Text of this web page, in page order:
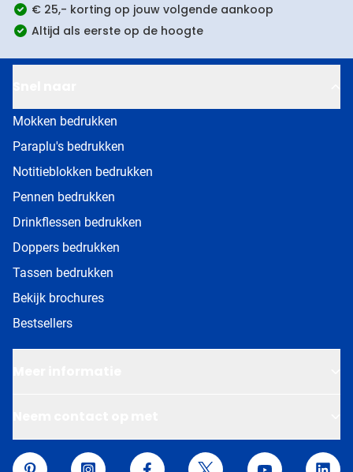
€ 25,- korting op jouw volgende aankoop
Altijd als eerste op de hoogte
Mokken bedrukken
Paraplu's bedrukken
Notitieblokken bedrukken
Pennen bedrukken
Drinkflessen bedrukken
Doppers bedrukken
Tassen bedrukken
Bekijk brochures
Bestsellers
Van Helden Relatiegeschenken